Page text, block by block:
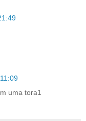
uma tora1